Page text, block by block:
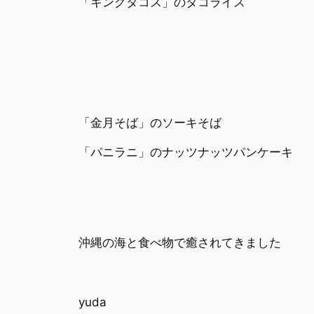
「金月そば」のソーキそば
「パニラニ」のナッツナッツパンケーキ
沖縄の海と食べ物で癒されてきました
yuda